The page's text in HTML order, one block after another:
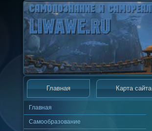
Главная Карта сайта
Главная
Самообразование